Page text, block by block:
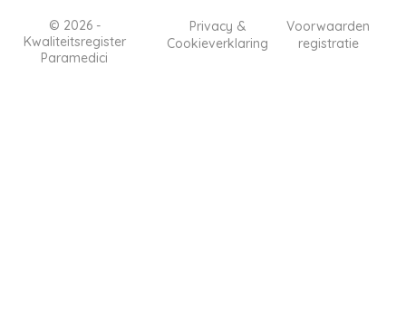
© 2026 -
Kwaliteitsregister
Paramedici
Copyright
menu
Privacy &
Cookieverklaring
Voorwaarden
registratie